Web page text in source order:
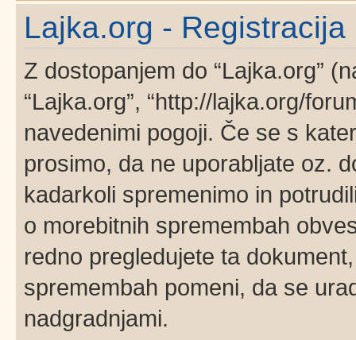
Lajka.org - Registracija
Z dostopanjem do “Lajka.org”
“Lajka.org”, “http://lajka.org/
navedenimi pogoji. Če se s
prosimo, da ne uporabljate oz.
kadarkoli spremenimo in
o morebitnih spremembah
redno pregledujete ta
spremembah pomeni, da se
nadgradnjami.